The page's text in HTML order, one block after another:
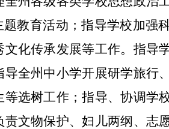
教育活动；指导学校加强
化传承发展等工作。指导
全州中小学开展研学旅行
选树工作；指导、协调学
文物保护、妇儿两纲、志